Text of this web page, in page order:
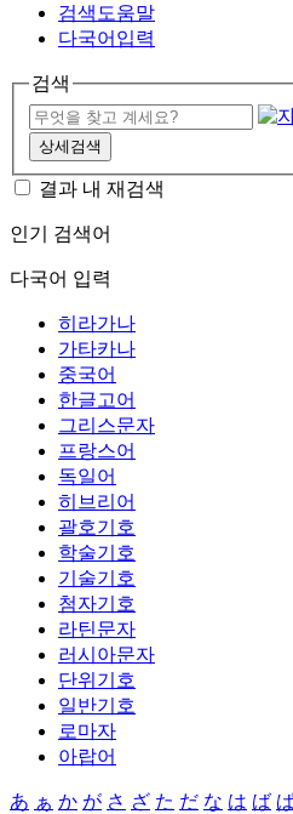
검색도움말
다국어입력
검색
상세검색
결과 내 재검색
인기 검색어
다국어 입력
히라가나
가타카나
중국어
한글고어
그리스문자
프랑스어
독일어
히브리어
괄호기호
학술기호
기술기호
첨자기호
라틴문자
러시아문자
단위기호
일반기호
로마자
아랍어
あ ぁ か が さ ざ た だ な は ば